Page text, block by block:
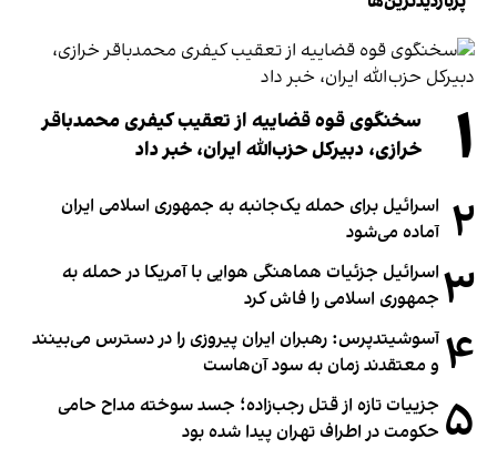
۱
سخنگوی قوه قضاییه از تعقیب کیفری محمدباقر
خرازی، دبیر‌کل حزب‌الله ایران، خبر داد
۲ اسرائیل برای حمله یک‌جانبه به جمهوری اسلامی ایران
آماده می‌شود
۳ اسرائیل جزئیات هماهنگی هوایی با آمریکا در حمله به
جمهوری اسلامی را فاش کرد
۴ آسوشیتدپرس: رهبران ایران پیروزی را در دسترس می‌بینند
و معتقدند زمان به سود آن‌هاست
۵ جزییات تازه از قتل رجب‌زاده؛ جسد سوخته مداح حامی
حکومت در اطراف تهران پیدا شده بود